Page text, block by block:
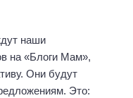
наши
на «Блоги Мам»,
Они будут
Это: